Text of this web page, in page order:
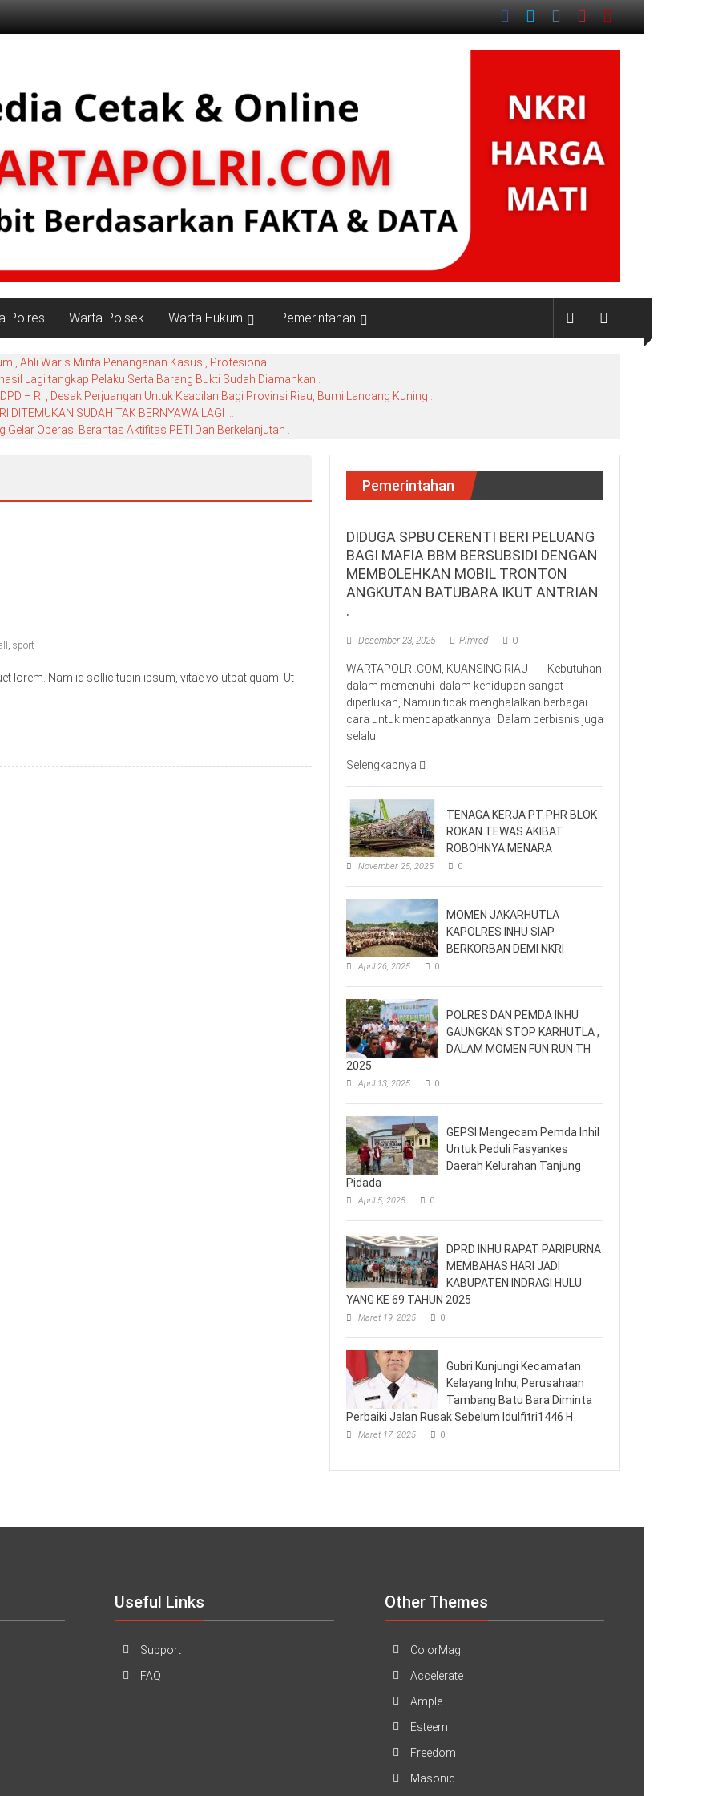
Polres Warta Polsek Warta Hukum Pemerintahan
, Ahli Waris Minta Penanganan Kasus , Profesional..
Lagi tangkap Pelaku Serta Barang Bukti Sudah Diamankan..
– RI , Desak Perjuangan Untuk Keadilan Bagi Provinsi Riau, Bumi Lancang Kuning ..
DITEMUKAN SUDAH TAK BERNYAWA LAGI …
Operasi Berantas Aktifitas PETI Dan Berkelanjutan .
, sport
lorem. Nam id sollicitudin ipsum, vitae volutpat quam. Ut
Pemerintahan
DIDUGA SPBU CERENTI BERI PELUANG
BAGI MAFIA BBM BERSUBSIDI DENGAN
MEMBOLEHKAN MOBIL TRONTON
ANGKUTAN BATUBARA IKUT ANTRIAN
.
Desember 23, 2025 Pimred 0
WARTAPOLRI.COM, KUANSING RIAU _ Kebutuhan
dalam memenuhi dalam kehidupan sangat
diperlukan, Namun tidak menghalalkan berbagai
cara untuk mendapatkannya . Dalam berbisnis juga
selalu
Selengkapnya
TENAGA KERJA PT PHR BLOK
ROKAN TEWAS AKIBAT
ROBOHNYA MENARA
November 25, 2025 0
MOMEN JAKARHUTLA
KAPOLRES INHU SIAP
BERKORBAN DEMI NKRI
April 26, 2025 0
POLRES DAN PEMDA INHU
GAUNGKAN STOP KARHUTLA ,
DALAM MOMEN FUN RUN TH
2025
April 13, 2025 0
GEPSI Mengecam Pemda Inhil
Untuk Peduli Fasyankes
Daerah Kelurahan Tanjung
Pidada
April 5, 2025 0
DPRD INHU RAPAT PARIPURNA
MEMBAHAS HARI JADI
KABUPATEN INDRAGI HULU
YANG KE 69 TAHUN 2025
Maret 19, 2025 0
Gubri Kunjungi Kecamatan
Kelayang Inhu, Perusahaan
Tambang Batu Bara Diminta
Perbaiki Jalan Rusak Sebelum Idulfitri1446 H
Maret 17, 2025 0
Useful Links
Support
FAQ
Other Themes
ColorMag
Accelerate
Ample
Esteem
Freedom
Masonic